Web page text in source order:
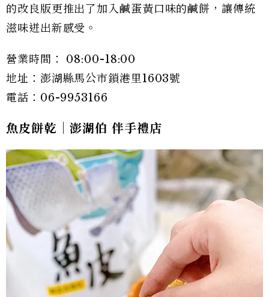
的改良版更推出了加入鹹蛋黃口味的鹹餅，讓傳統
滋味迸出新感受。
營業時間： 08:00-18:00
地址：澎湖縣馬公市鎖港里1603號
電話：06-9953166
魚皮餅乾｜澎湖伯 伴手禮店